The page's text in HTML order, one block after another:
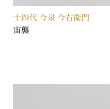
十四代 今泉 今右衛門
宙襲